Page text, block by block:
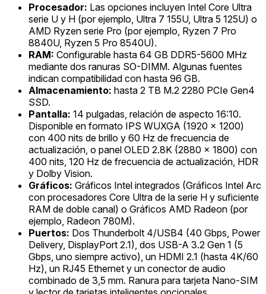
Procesador: Las opciones incluyen Intel Core Ultra
serie U y H (por ejemplo, Ultra 7 155U, Ultra 5 125U) o
AMD Ryzen serie Pro (por ejemplo, Ryzen 7 Pro
8840U, Ryzen 5 Pro 8540U).
RAM: Configurable hasta 64 GB DDR5-5600 MHz
mediante dos ranuras SO-DIMM. Algunas fuentes
indican compatibilidad con hasta 96 GB.
Almacenamiento: hasta 2 TB M.2 2280 PCIe Gen4
SSD.
Pantalla: 14 pulgadas, relación de aspecto 16:10.
Disponible en formato IPS WUXGA (1920 x 1200)
con 400 nits de brillo y 60 Hz de frecuencia de
actualización, o panel OLED 2.8K (2880 x 1800) con
400 nits, 120 Hz de frecuencia de actualización, HDR
y Dolby Vision.
Gráficos: Gráficos Intel integrados (Gráficos Intel Arc
con procesadores Core Ultra de la serie H y suficiente
RAM de doble canal) o Gráficos AMD Radeon (por
ejemplo, Radeon 780M).
Puertos: Dos Thunderbolt 4/USB4 (40 Gbps, Power
Delivery, DisplayPort 2.1), dos USB-A 3.2 Gen 1 (5
Gbps, uno siempre activo), un HDMI 2.1 (hasta 4K/60
Hz), un RJ45 Ethernet y un conector de audio
combinado de 3,5 mm. Ranura para tarjeta Nano-SIM